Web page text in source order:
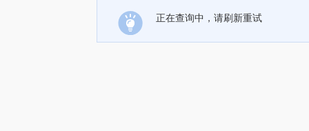
正在查询中，请刷新重试